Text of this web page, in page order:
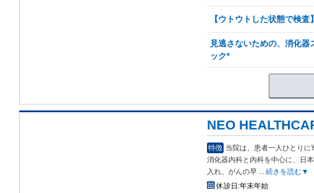
【ウトウトした状態で検
見逃さないための、消化
ック*
NEO
特徴 当院は、患者一人ひとりに
消化器内科と内科を中心に、日
入れ、がんの早 ... 続きを読む▼
休診日:年末年始